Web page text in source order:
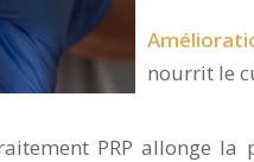
nourrit le
PRP allonge la